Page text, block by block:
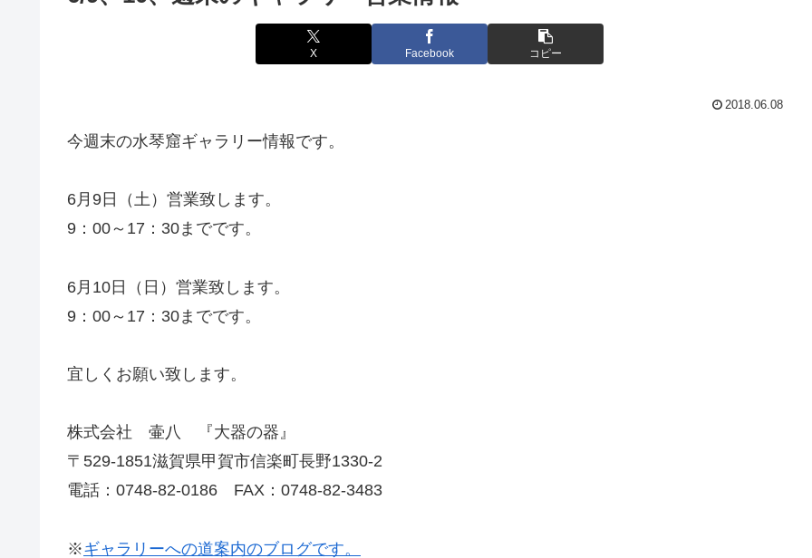
X Facebook コピー
2018.06.08
今週末の水琴窟ギャラリー情報です。
6月9日（土）営業致します。
9：00～17：30までです。
6月10日（日）営業致します。
9：00～17：30までです。
宜しくお願い致します。
株式会社 壷八 『大器の器』
〒529-1851滋賀県甲賀市信楽町長野1330-2
電話：0748-82-0186 FAX：0748-82-3483
※ギャラリーへの道案内のブログです。